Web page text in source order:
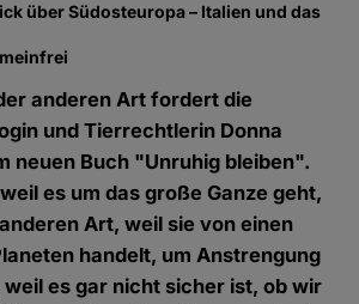
über Südosteuropa – Italien und das
anderen Art fordert die
und Tierrechtlerin Donna
neuen Buch "Unruhig bleiben".
es um das große Ganze geht,
Art, weil sie von einen
handelt, um Anstrengung
es gar nicht sicher ist, ob wir